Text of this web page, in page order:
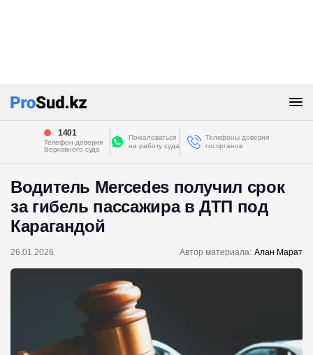
1401
Телефон доверия
Верховного суда
Пожаловаться
на работу суда
Телефоны доверия
госорганов
Водитель Mercedes получил срок
за гибель пассажира в ДТП под
Карагандой
26.01.2026 Автор материала: Алан Марат